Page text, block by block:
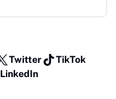
Twitter
TikTok
LinkedIn